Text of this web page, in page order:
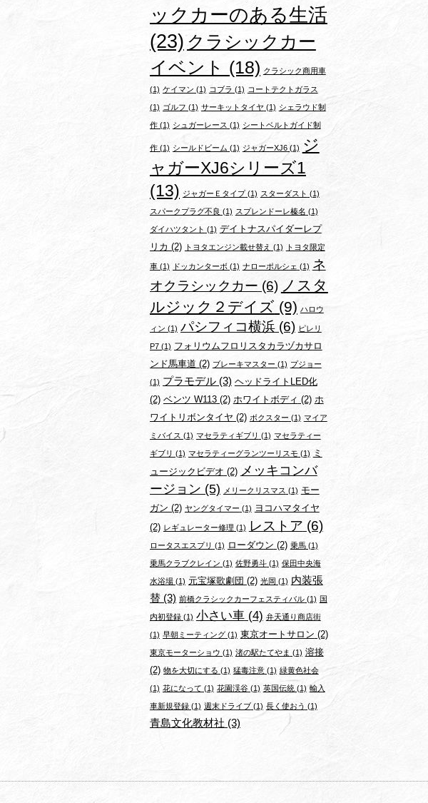
ックカーのある生活
(23)クラシックカー
イベント (18) クラシック商用車
(1) ケイマン (1) コブラ (1) コートテクトガラス
(1) ゴルフ (1) サーキットタイヤ (1) シェラウド制
作 (1) シュガーレース (1) シートベルトガイド制
作 (1) シールドビーム (1) ジャガーXJ6(1) ジ
ャガーXJ6シリーズ1
(13) ジャガーＥタイプ(1) スターダスト (1)
スパークプラグ不良 (1) スプレンドーレ榛名 (1)
ダイハツタント (1) デイトナスパイダーレプ
リカ (2) トヨタエンジン載せ替え (1) トヨタ限定
車 (1) ドッカンターボ(1) ナローポルシェ (1) ネ
オクラシックカー (6) ノスタ
ルジック２デイズ (9) ハロウ
ィン (1) パシフィコ横浜(6) ピレリ
P7(1) フォリウムフロリスタカラヅカサロ
ンド馬車道 (2) ブレーキマスター (1) プジョー
(1) プラモデル(3) ヘッドライトLED化
(2) ベンツ W113(2) ホワイトボディ (2) ホ
ワイトリボンタイヤ (2) ボクスター (1) マイア
ミバイス (1) マセラティギブリ (1) マセラティー
ギブリ (1) マセラティーグランツーリスモ(1)
ミ
ュージックビデオ (2) メッキコンバ
ージョン (5) メリークリスマス (1) モー
ガン (2) ヤングタイマー (1) ヨコハマタイヤ
(2) レギュレーター修理 (1) レストア (6)
ロータスエスプリ (1) ローダウン (2) 乗馬(1)
乗馬クラブクレイン (1) 佐野勇斗(1) 保田中央海
水浴場(1) 元宝塚歌劇団 (2) 光岡 (1) 内装張
替 (3) 前橋クラシックカーフェスティバル(1) 国
内初登録(1) 小さい車(4) 弁天通り商店街
(1) 早朝ミーティング(1) 東京オートサロン (2)
東京モーターショウ (1) 渚の駅たてやま (1) 溶接
(2) 物を大切にする (1) 猛毒注意(1) 緑黄色社会
(1) 花になって (1) 花園渓谷(1) 英国伝統 (1) 輸入
車新規登録(1) 週末ドライブ(1) 長く使おう (1)
青島文化教材社 (3)